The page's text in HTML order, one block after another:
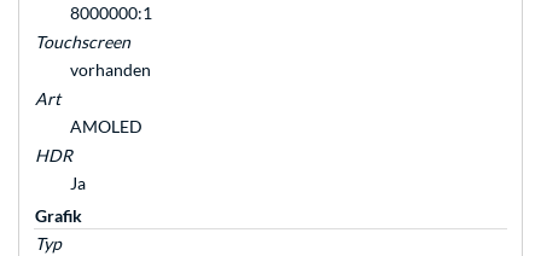
8000000:1
Touchscreen
vorhanden
Art
AMOLED
HDR
Ja
Grafik
Typ